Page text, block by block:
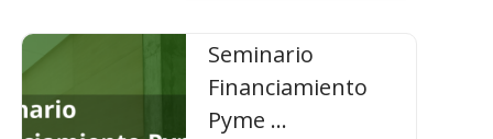
Seminario
Financiamiento
Pyme ...